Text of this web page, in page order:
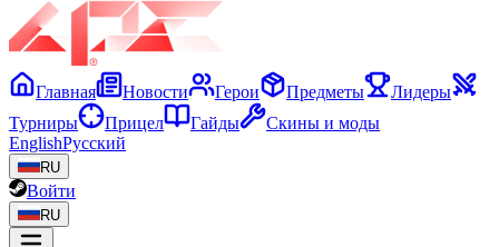
Главная Новости Герои Предметы
Лидеры
Турниры
Прицел Гайды
Скины и моды
EnglishРусский
RU
Войти
RU